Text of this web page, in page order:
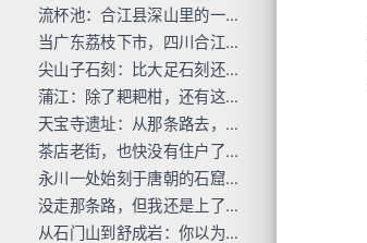
流杯池：合江县深山里的一行东洋刻痕
当广东荔枝下市，四川合江的才刚红透
尖山子石刻：比大足石刻还早300年
蒲江：除了耙耙柑，还有这么多唐宋石刻
天宝寺遗址：从那条路去，过这座桥来
茶店老街，也快没有住户了...
永川一处始刻于唐朝的石窟，人不多 值得去
没走那条路，但我还是上了巴岳山
从石门山到舒成岩：你以为去过宝顶山就是全部的大足石刻了吗？